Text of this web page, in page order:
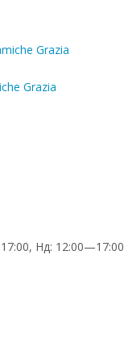
Grazia
Нд: 12:00—17:00